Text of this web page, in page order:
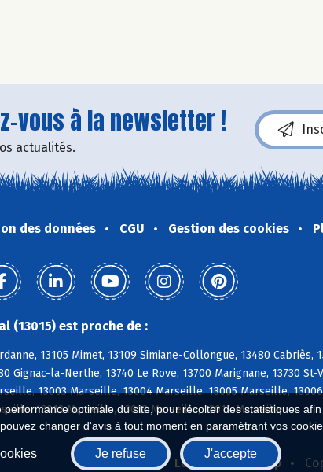
optimale du site, pour récolter des statistiques
changer d'avis à tout moment en paramétrant vos
Je refuse J'accepte
vous à la newsletter !
actualités.
des données CGU Gestion des cookies
(13015) est proche de :
13105 Mimet, 13109 Simiane-Collongue, 13480
Gignac-la-Nerthe, 13740 Le Rove, 13700 Marignane, 13730
13003 Marseille, 13004 Marseille, 13005 Marseille,
13012 Marseille, 13013 Marseille, 13014 Marseille
Biocoop.fr Le réseau Biocoop